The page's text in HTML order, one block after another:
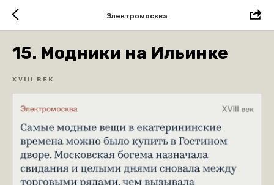
Электромосква
15. Модники на Ильинке
XVIII ВЕК